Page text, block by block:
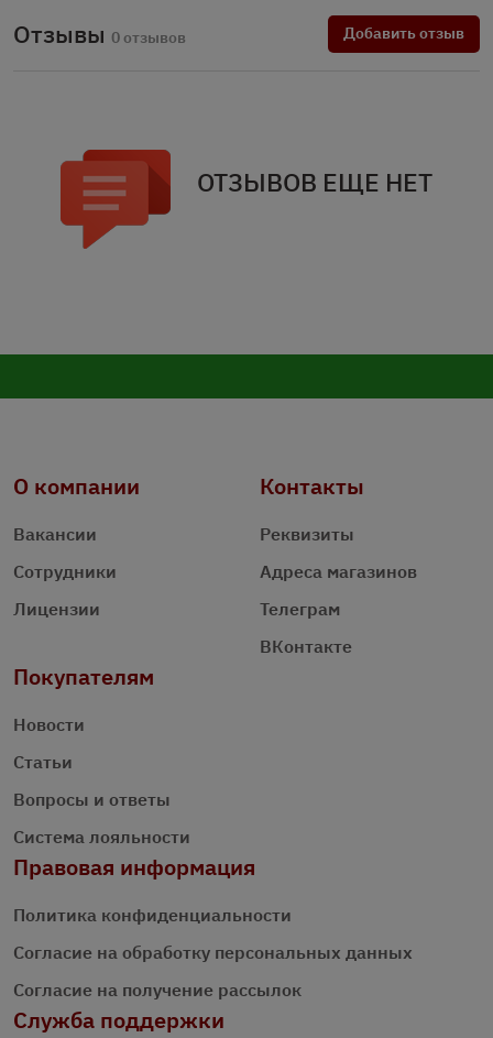
Отзывы 0 отзывов Добавить отзыв
ОТЗЫВОВ ЕЩЕ НЕТ
О компании
Вакансии
Сотрудники
Лицензии
Контакты
Реквизиты
Адреса магазинов
Телеграм
ВКонтакте
Покупателям
Новости
Статьи
Вопросы и ответы
Система лояльности
Правовая информация
Политика конфиденциальности
Согласие на обработку персональных данных
Согласие на получение рассылок
Служба поддержки